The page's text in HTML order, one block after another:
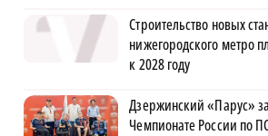
Строительство новых
нижегородского метро
к 2028 году
Дзержинский «Парус»
Чемпионате России по